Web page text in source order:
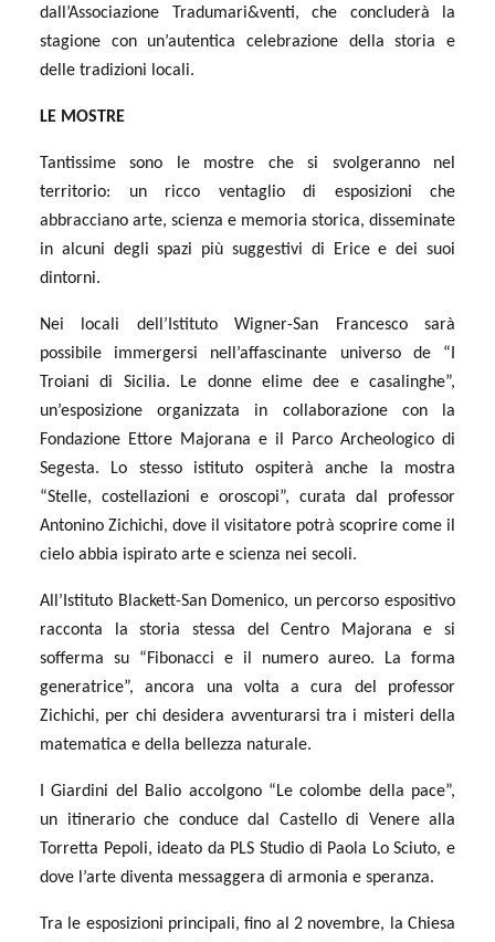
dall’Associazione Tradumari&venti, che concluderà la
stagione con un’autentica celebrazione della storia e
delle tradizioni locali.
LE MOSTRE
Tantissime sono le mostre che si svolgeranno nel
territorio: un ricco ventaglio di esposizioni che
abbracciano arte, scienza e memoria storica, disseminate
in alcuni degli spazi più suggestivi di Erice e dei suoi
dintorni.
Nei locali dell’Istituto Wigner-San Francesco sarà
possibile immergersi nell’affascinante universo de “I
Troiani di Sicilia. Le donne elime dee e casalinghe”,
un’esposizione organizzata in collaborazione con la
Fondazione Ettore Majorana e il Parco Archeologico di
Segesta. Lo stesso istituto ospiterà anche la mostra
“Stelle, costellazioni e oroscopi”, curata dal professor
Antonino Zichichi, dove il visitatore potrà scoprire come il
cielo abbia ispirato arte e scienza nei secoli.
All’Istituto Blackett-San Domenico, un percorso espositivo
racconta la storia stessa del Centro Majorana e si
sofferma su “Fibonacci e il numero aureo. La forma
generatrice”, ancora una volta a cura del professor
Zichichi, per chi desidera avventurarsi tra i misteri della
matematica e della bellezza naturale.
I Giardini del Balio accolgono “Le colombe della pace”,
un itinerario che conduce dal Castello di Venere alla
Torretta Pepoli, ideato da PLS Studio di Paola Lo Sciuto, e
dove l’arte diventa messaggera di armonia e speranza.
Tra le esposizioni principali, fino al 2 novembre, la Chiesa